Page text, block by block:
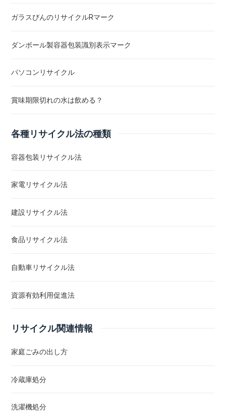
ガラスびんのリサイクルRマーク
ダンボール製容器包装識別表示マーク
パソコンリサイクル
賞味期限切れの水は飲める？
各種リサイクル法の種類
容器包装リサイクル法
家電リサイクル法
建設リサイクル法
食品リサイクル法
自動車リサイクル法
資源有効利用促進法
リサイクル関連情報
家庭ごみの出し方
冷蔵庫処分
洗濯機処分